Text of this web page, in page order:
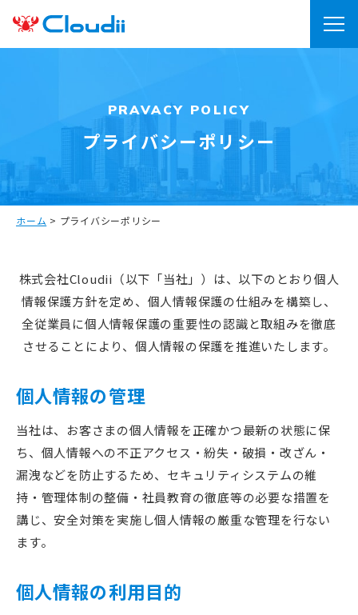
PRAVACY POLICY
プライバシーポリシー
ホーム > プライバシーポリシー
株式会社Cloudii（以下「当社」）は、以下のとおり個人
情報保護方針を定め、個人情報保護の仕組みを構築し、
全従業員に個人情報保護の重要性の認識と取組みを徹底
させることにより、個人情報の保護を推進いたします。
個人情報の管理
当社は、お客さまの個人情報を正確かつ最新の状態に保
ち、個人情報への不正アクセス・紛失・破損・改ざん・
漏洩などを防止するため、セキュリティシステムの維
持・管理体制の整備・社員教育の徹底等の必要な措置を
講じ、安全対策を実施し個人情報の厳重な管理を行ない
ます。
個人情報の利用目的